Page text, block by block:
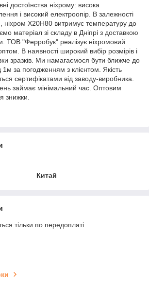
достоїнства ніхрому: висока
і високий електроопір. В залежності
ніхром Х20Н80 витримує температуру до
матеріал зі складу в Дніпрі з доставкою
ТОВ "Ферробук" реалізує ніхромовий
В наявності широкий вибір розмірів і
зразків. Ми намагаємося бути ближче до
1м за погодженням з клієнтом. Якість
сертифікатами від заводу-виробника.
займає мінімальний час. Оптовим
знижки.
Китай
тільки по передоплаті.